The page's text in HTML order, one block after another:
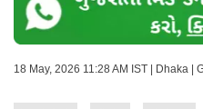
18 May, 2026 11:28 AM IST | Dhaka |